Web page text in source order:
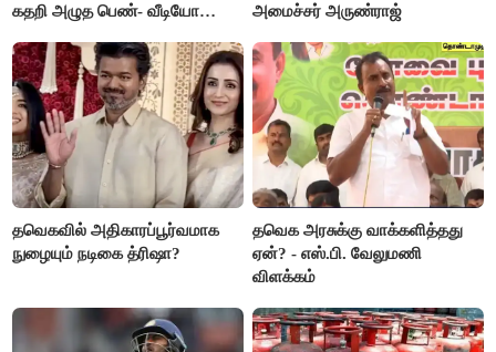
கதறி அழுத பெண்- வீடியோ
அமைச்சர் அருண்ராஜ்
தவெகவில் அதிகாரப்பூர்வமாக
நுழையும் நடிகை த்ரிஷா?
தவெக அரசுக்கு வாக்களித்தது
ஏன்? - எஸ்.பி. வேலுமணி
விளக்கம்